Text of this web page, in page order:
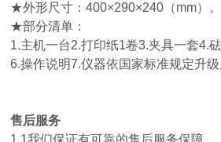
★外形尺寸：400×290×240（mm）。
★部分清单：
1.主机一台2.打印纸1卷3.夹具一套4.
6.操作说明7.仪器依国家标准规定升
售后服务
1.1我们保证有可靠的售后服务保障。